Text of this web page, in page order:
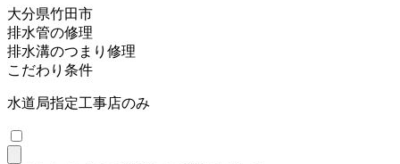
大分県竹田市
排水管の修理
排水溝のつまり修理
こだわり条件
水道局指定工事店のみ